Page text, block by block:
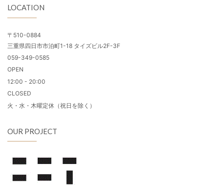
LOCATION
〒510-0884
三重県四日市市泊町1-18 タイズビル2F-3F
059-349-0585
OPEN
12:00 - 20:00
CLOSED
火・水・木曜定休（祝日を除く）
OUR PROJECT